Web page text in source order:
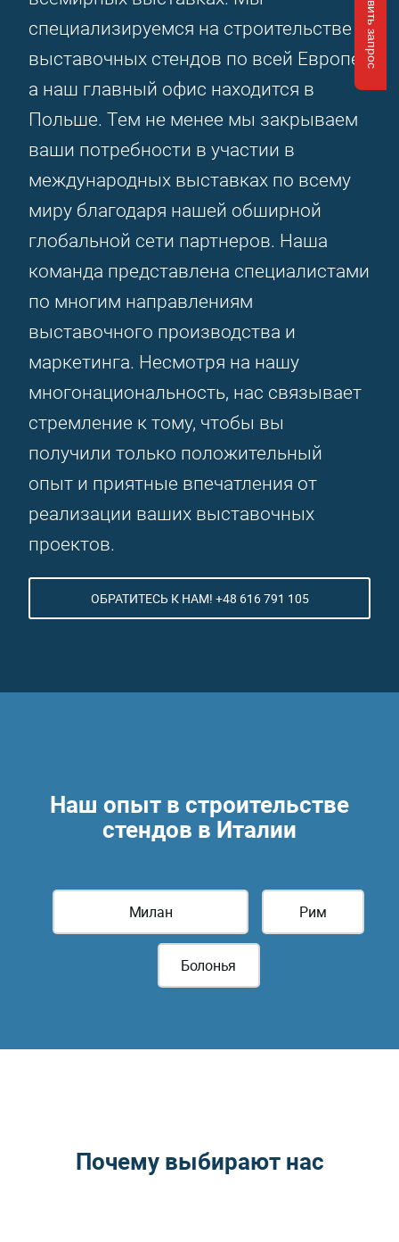
специализируемся на строительстве
выставочных стендов по всей Европе,
а наш главный офис находится в
Польше. Тем не менее мы закрываем
ваши потребности в участии в
международных выставках по всему
миру благодаря нашей обширной
глобальной сети партнеров. Наша
команда представлена специалистами
по многим направлениям
выставочного производства и
маркетинга. Несмотря на нашу
многонациональность, нас связывает
стремление к тому, чтобы вы
получили только положительный
опыт и приятные впечатления от
реализации ваших выставочных
проектов.
ОБРАТИТЕСЬ К НАМ! +48 616 791 105
Наш опыт в строительстве
стендов в Италии
Милан Рим
Болонья
Почему выбирают нас